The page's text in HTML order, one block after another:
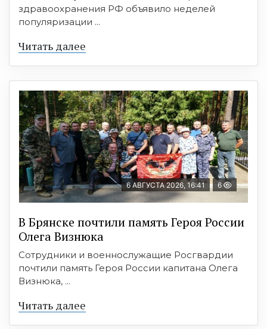
здравоохранения РФ объявило неделей
популяризации ...
Читать далее
6 АВГУСТА 2026, 16:41 6
В Брянске почтили память Героя России
Олега Визнюка
Сотрудники и военнослужащие Росгвардии
почтили память Героя России капитана Олега
Визнюка, ...
Читать далее